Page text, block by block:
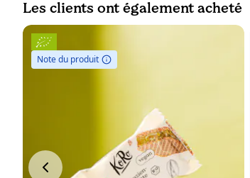
Les clients ont également acheté
Note du produit